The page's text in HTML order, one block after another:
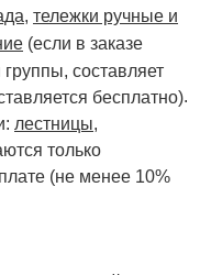
, тележки ручные и
(если в заказе
составляет
бесплатно).
лестницы,
только
(не менее 10%